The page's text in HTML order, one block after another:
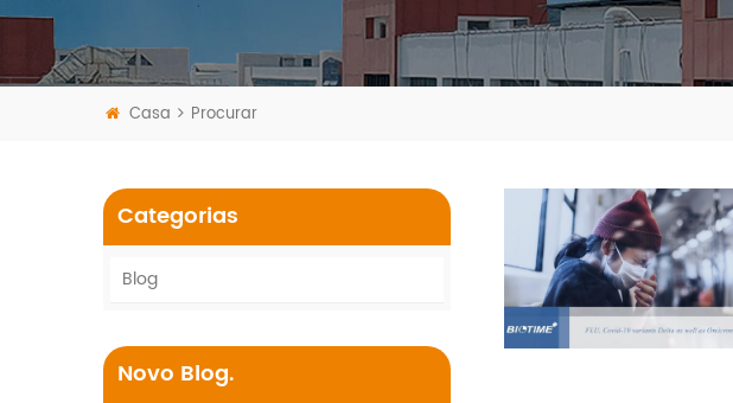
Casa Procurar
Categorias
Blog
Novo Blog.